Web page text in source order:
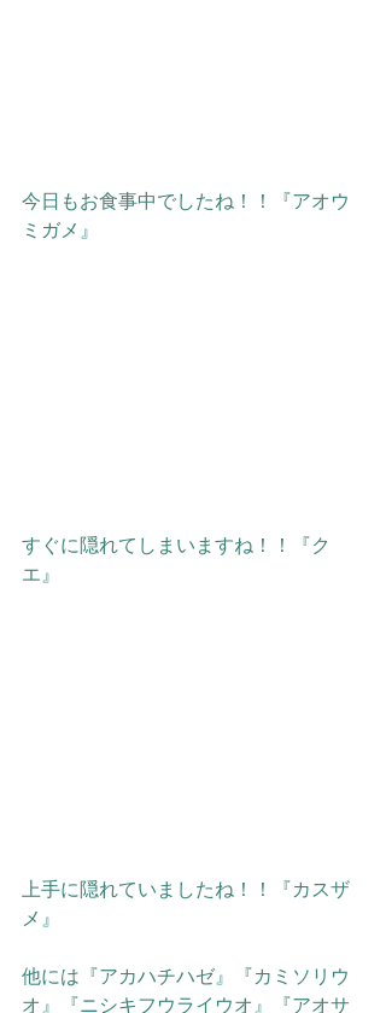
今日もお食事中でしたね！！『アオウ
ミガメ』
すぐに隠れてしまいますね！！『ク
エ』
上手に隠れていましたね！！『カスザ
メ』
他には 『アカハチハゼ』『カミソリウ
オ』『ニシキフウライウオ』『アオサ